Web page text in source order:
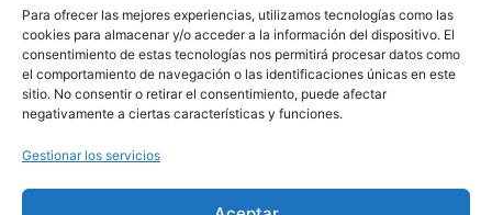
Para ofrecer las mejores experiencias, utilizamos tecnologías como las
cookies para almacenar y/o acceder a la información del dispositivo. El
consentimiento de estas tecnologías nos permitirá procesar datos como
el comportamiento de navegación o las identificaciones únicas en este
sitio. No consentir o retirar el consentimiento, puede afectar
negativamente a ciertas características y funciones.
Gestionar los servicios